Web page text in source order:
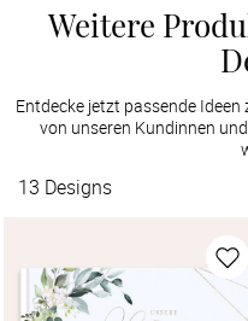
Weitere
Entdecke jetzt passende
von unseren Kundinnen
13 Designs